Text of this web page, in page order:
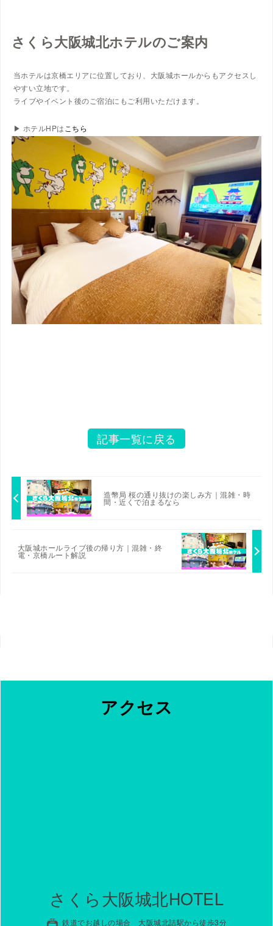
さくら大阪城北ホテルのご案内
当ホテルは京橋エリアに位置しており、大阪城ホールからもアクセスし
やすい立地です。
ライブやイベント後のご宿泊にもご利用いただけます。
▶ ホテルHPは こちら
記事一覧に戻る
造幣局 桜の通り抜けの楽しみ方｜混雑・時
間・近くで泊まるなら
大阪城ホールライブ後の帰り方｜混雑・終
電・京橋ルート解説
アクセス
さくら大阪城北HOTEL
鉄道でお越しの場合 大阪城北詰駅から徒歩3分